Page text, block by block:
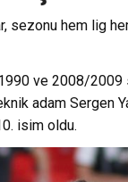
sezonu hem lig
ve 2008/2009
adam Sergen
isim oldu.